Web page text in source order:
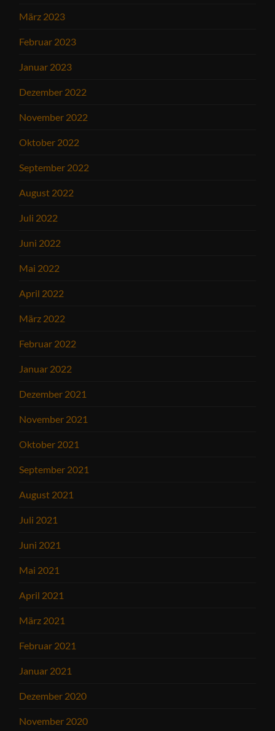
März 2023
Februar 2023
Januar 2023
Dezember 2022
November 2022
Oktober 2022
September 2022
August 2022
Juli 2022
Juni 2022
Mai 2022
April 2022
März 2022
Februar 2022
Januar 2022
Dezember 2021
November 2021
Oktober 2021
September 2021
August 2021
Juli 2021
Juni 2021
Mai 2021
April 2021
März 2021
Februar 2021
Januar 2021
Dezember 2020
November 2020